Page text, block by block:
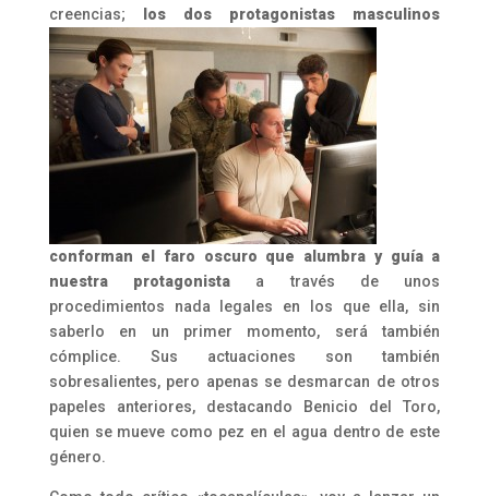
creencias;
los dos protagonistas masculinos
conforman el faro oscuro que alumbra y guía a
nuestra protagonista a través de unos
procedimientos nada legales en los que ella, sin
saberlo en un primer momento, será también
cómplice. Sus actuaciones son también
sobresalientes, pero apenas se desmarcan de otros
papeles anteriores, destacando Benicio del Toro,
quien se mueve como pez en el agua dentro de este
género.